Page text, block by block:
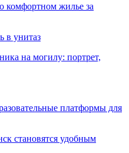
комфортном жилье за
в унитаз
на могилу: портрет,
платформы для
становятся удобным